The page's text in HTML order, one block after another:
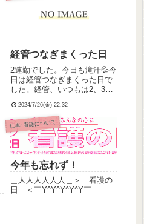
経管つなぎまくった日
2連勤でした。今日も滝汗💦今
日は経管つなぎまくった日で
した。経管、いつもは2、3人
の経管はわたし1人でつないで
歩きましてんPEGが6人、経
鼻が2人……とにかくつなぐの
にせいいっぱいで時間かかっ
ちゃったけどなんとか定...
2024/7/26(金) 22:32
仕事･看護について
今年も忘れず！
＿人人人人人人＿＞ 看護の
日 ＜￣Y^Y^Y^Y^Y￣